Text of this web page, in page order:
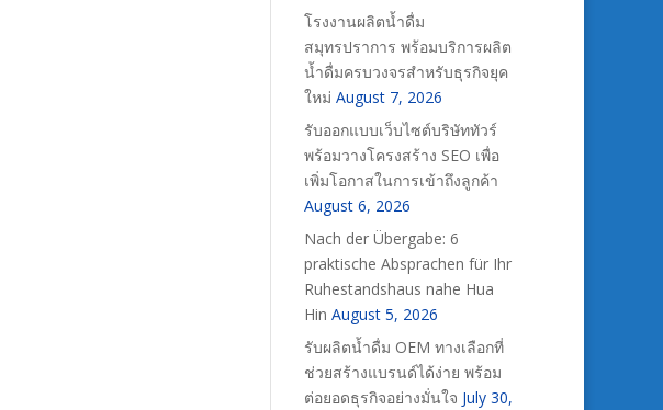
โรงงานผลิตน้ำดื่ม
สมุทรปราการ พร้อมบริการผลิต
น้ำดื่มครบวงจรสำหรับธุรกิจยุค
ใหม่ August 7, 2026
รับออกแบบเว็บไซต์บริษัททัวร์
พร้อมวางโครงสร้าง SEO เพื่อ
เพิ่มโอกาสในการเข้าถึงลูกค้า
August 6, 2026
Nach der Übergabe: 6
praktische Absprachen für Ihr
Ruhestandshaus nahe Hua
Hin August 5, 2026
รับผลิตน้ำดื่ม OEM ทางเลือกที่
ช่วยสร้างแบรนด์ได้ง่าย พร้อม
ต่อยอดธุรกิจอย่างมั่นใจ July 30,